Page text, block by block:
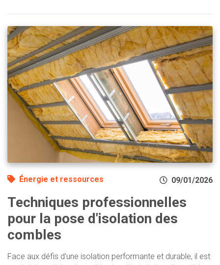
Énergie et ressources 09/01/2026
Techniques professionnelles
pour la pose d'isolation des
combles
Face aux défis d'une isolation performante et durable, il est